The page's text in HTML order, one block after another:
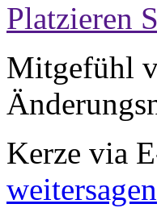
Platzieren
Mitgefühl
Kerze via
weitersagen